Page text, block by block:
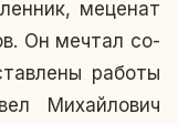
ме­це­нат
Он мечтал со­
работы
Ми­хай­ло­вич